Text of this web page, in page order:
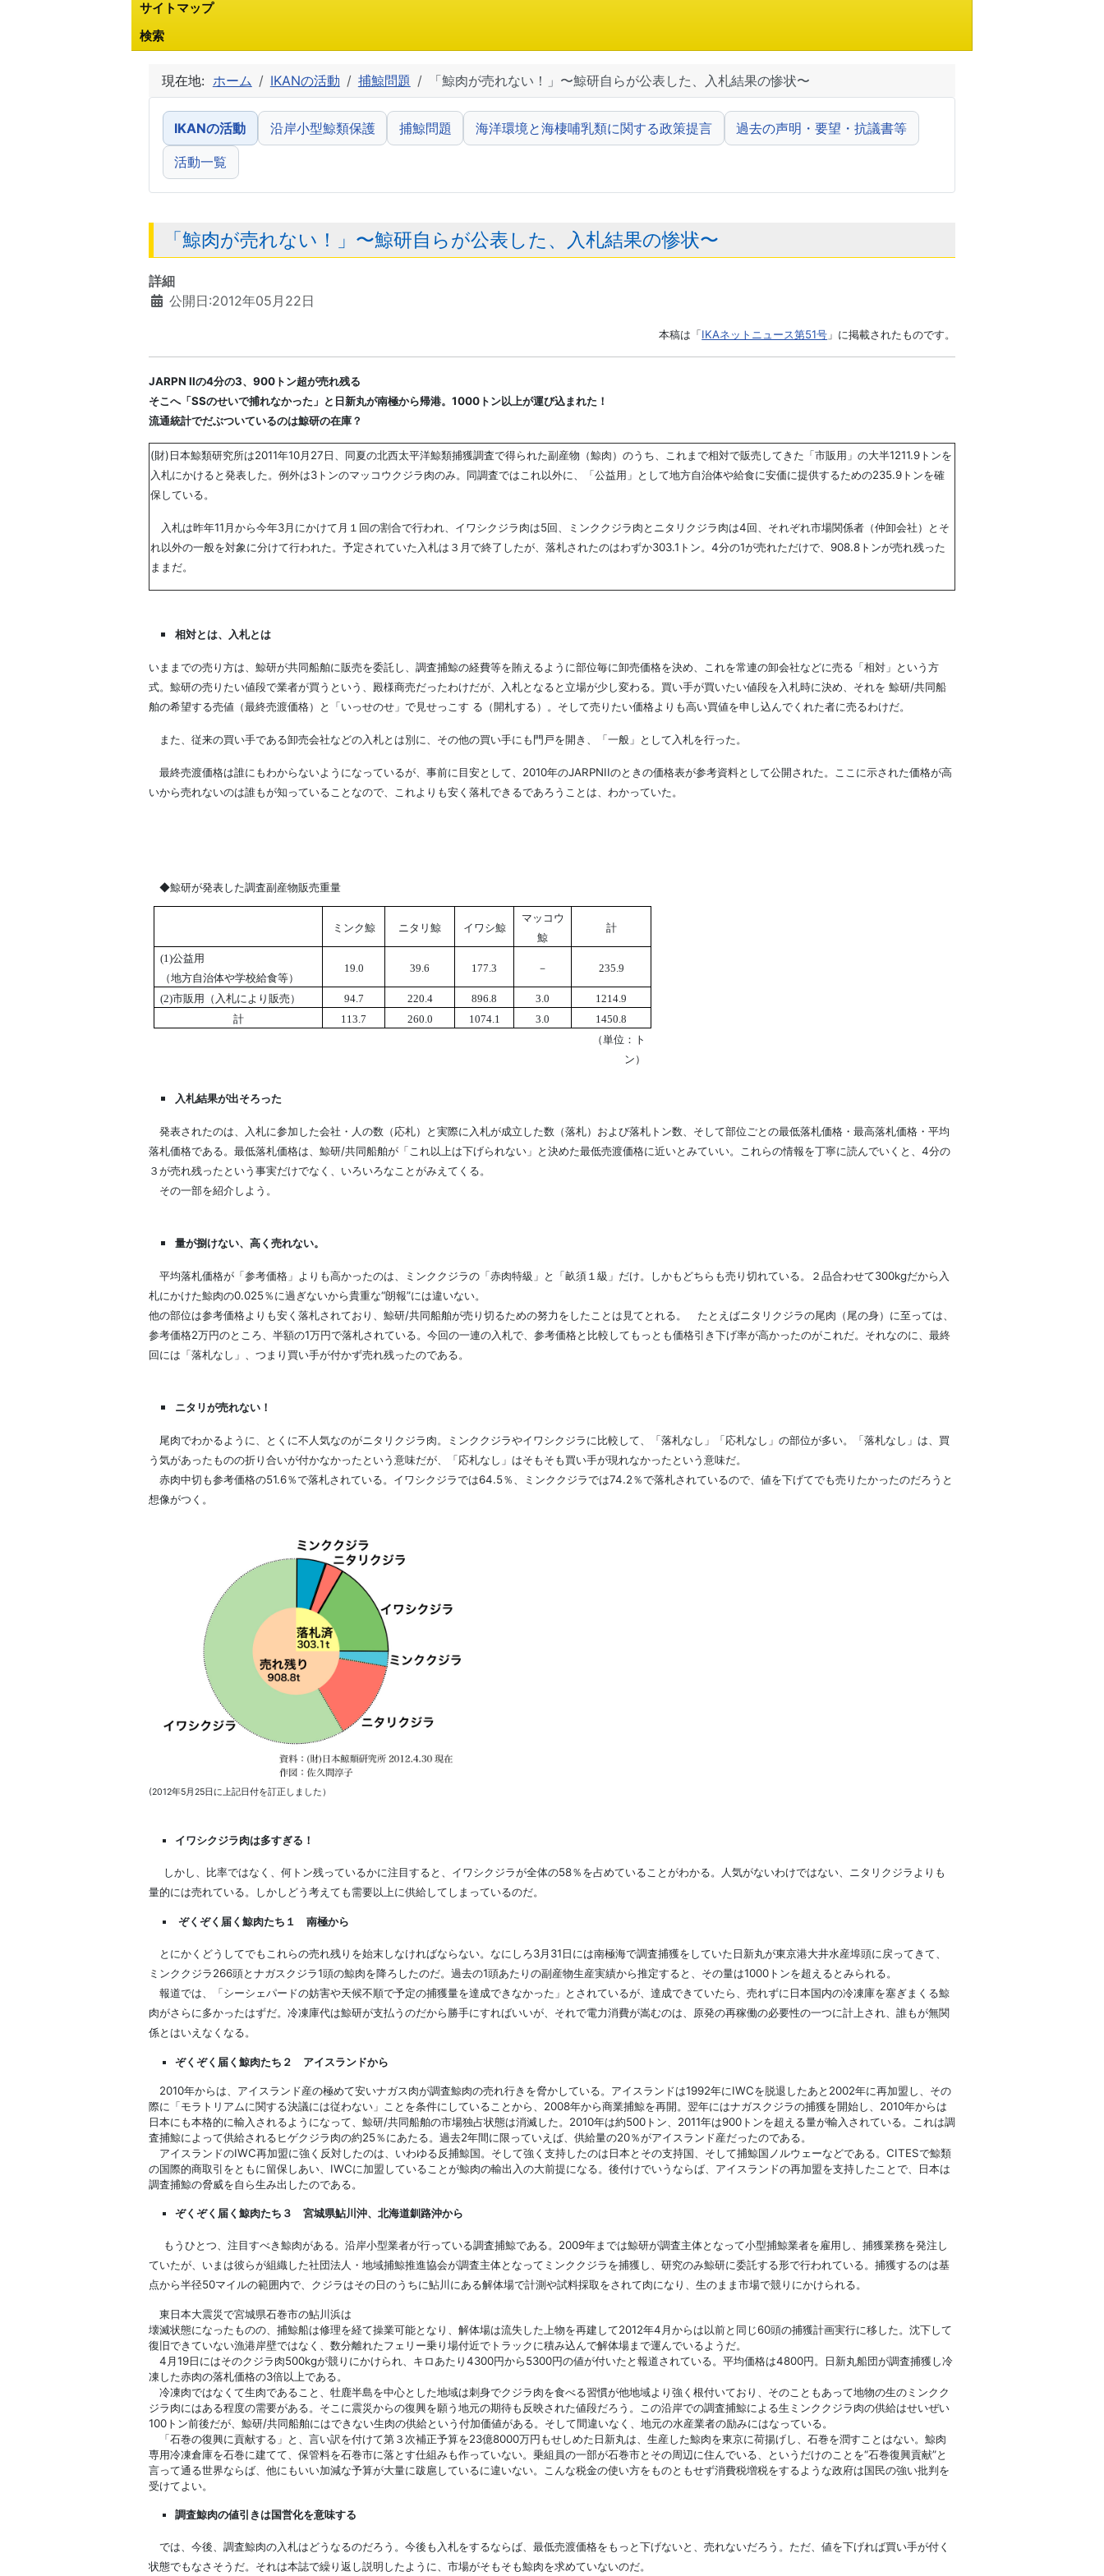
サイトマップ
検索
現在地: ホーム IKANの活動 捕鯨問題 「鯨肉が売れない！」〜鯨研自らが公表した、入札結果の惨状〜
IKANの活動 沿岸小型鯨類保護 捕鯨問題 海洋環境と海棲哺乳類に関する政策提言 過去の声明・要望・抗議書等
活動一覧
「鯨肉が売れない！」〜鯨研自らが公表した、入札結果の惨状〜
詳細
公開日:2012年05月22日
本稿は「IKAネットニュース第51号 」に掲載されたものです。
JARPN IIの4分の3、900トン超が売れ残る
そこへ「SSのせいで捕れなかった」と日新丸が南極から帰港。1000トン以上が運び込まれた！
流通統計でだぶついているのは鯨研の在庫？
(財)日本鯨類研究所は2011年10月27日、同夏の北西太平洋鯨類捕獲調査で得られた副産物（鯨肉）のうち、これまで相対で販売してきた「市販用」の大半1211.9トンを
入札にかけると発表した。例外は3トンのマッコウクジラ肉のみ。同調査ではこれ以外に、「公益用」として地方自治体や給食に安価に提供するための235.9トンを確
保している。
入札は昨年11月から今年3月にかけて月１回の割合で行われ、イワシクジラ肉は5回、ミンククジラ肉とニタリクジラ肉は4回、それぞれ市場関係者（仲卸会社）とそ
れ以外の一般を対象に分けて行われた。予定されていた入札は３月で終了したが、落札されたのはわずか303.1トン。4分の1が売れただけで、908.8トンが売れ残った
ままだ。
相対とは、入札とは
いままでの売り方は、鯨研が共同船舶に販売を委託し、調査捕鯨の経費等を賄えるように部位毎に卸売価格を決め、これを常連の卸会社などに売る「相対」という方
式。鯨研の売りたい値段で業者が買うという、殿様商売だったわけだが、入札となると立場が少し変わる。買い手が買いたい値段を入札時に決め、それを 鯨研/共同船
舶の希望する売値（最終売渡価格）と「いっせのせ」で見せっこす る（開札する）。そして売りたい価格よりも高い買値を申し込んでくれた者に売るわけだ。
また、従来の買い手である卸売会社などの入札とは別に、その他の買い手にも門戸を開き、「一般」として入札を行った。
最終売渡価格は誰にもわからないようになっているが、事前に目安として、2010年のJARPNIIのときの価格表が参考資料として公開された。ここに示された価格が高
いから売れないのは誰もが知っていることなので、これよりも安く落札できるであろうことは、わかっていた。
◆鯨研が発表した調査副産物販売重量
ミンク鯨 ニタリ鯨 イワシ鯨
マッコウ
鯨
計
(1)公益用
（地方自治体や学校給食等）
19.0 39.6 177.3 － 235.9
(2)市販用（入札により販売） 94.7 220.4 896.8 3.0
1214.9
計
113.7 260.0 1074.1 3.0
1450.8
（単位：ト
ン）
入札結果が出そろった
発表されたのは、入札に参加した会社・人の数（応札）と実際に入札が成立した数（落札）および落札トン数、そして部位ごとの最低落札価格・最高落札価格・平均
落札価格である。最低落札価格は、鯨研/共同船舶が「これ以上は下げられない」と決めた最低売渡価格に近いとみていい。これらの情報を丁寧に読んでいくと、4分の
３が売れ残ったという事実だけでなく、いろいろなことがみえてくる。
その一部を紹介しよう。
量が捌けない、高く売れない。
平均落札価格が「参考価格」よりも高かったのは、ミンククジラの「赤肉特級」と「畝須１級」だけ。しかもどちらも売り切れている。２品合わせて300kgだから入
札にかけた鯨肉の0.025％に過ぎないから貴重な“朗報”には違いない。
他の部位は参考価格よりも安く落札されており、鯨研/共同船舶が売り切るための努力をしたことは見てとれる。 たとえばニタリクジラの尾肉（尾の身）に至っては、
参考価格2万円のところ、半額の1万円で落札されている。今回の一連の入札で、参考価格と比較してもっとも価格引き下げ率が高かったのがこれだ。それなのに、最終
回には「落札なし」、つまり買い手が付かず売れ残ったのである。
ニタリが売れない！
尾肉でわかるように、とくに不人気なのがニタリクジラ肉。ミンククジラやイワシクジラに比較して、「落札なし」「応札なし」の部位が多い。「落札なし」は、買
う気があったものの折り合いが付かなかったという意味だが、「応札なし」はそもそも買い手が現れなかったという意味だ。
赤肉中切も参考価格の51.6％で落札されている。イワシクジラでは64.5％、ミンククジラでは74.2％で落札されているので、値を下げてでも売りたかったのだろうと
想像がつく。
(2012年5月25日に上記日付を訂正しました）
イワシクジラ肉は多すぎる！
しかし、比率ではなく、何トン残っているかに注目すると、イワシクジラが全体の58％を占めていることがわかる。人気がないわけではない、ニタリクジラよりも
量的には売れている。しかしどう考えても需要以上に供給してしまっているのだ。
ぞくぞく届く鯨肉たち１ 南極から
とにかくどうしてでもこれらの売れ残りを始末しなければならない。なにしろ3月31日には南極海で調査捕獲をしていた日新丸が東京港大井水産埠頭に戻ってきて、
ミンククジラ266頭とナガスクジラ1頭の鯨肉を降ろしたのだ。過去の1頭あたりの副産物生産実績から推定すると、その量は1000トンを超えるとみられる。
報道では、「シーシェパードの妨害や天候不順で予定の捕獲量を達成できなかった」とされているが、達成できていたら、売れずに日本国内の冷凍庫を塞ぎまくる鯨
肉がさらに多かったはずだ。冷凍庫代は鯨研が支払うのだから勝手にすればいいが、それで電力消費が嵩むのは、原発の再稼働の必要性の一つに計上され、誰もが無関
係とはいえなくなる。
ぞくぞく届く鯨肉たち２ アイスランドから
2010年からは、アイスランド産の極めて安いナガス肉が調査鯨肉の売れ行きを脅かしている。アイスランドは1992年にIWCを脱退したあと2002年に再加盟し、その
際に「モラトリアムに関する決議には従わない」ことを条件にしていることから、2008年から商業捕鯨を再開。翌年にはナガスクジラの捕獲を開始し、2010年からは
日本にも本格的に輸入されるようになって、鯨研/共同船舶の市場独占状態は消滅した。2010年は約500トン、2011年は900トンを超える量が輸入されている。これは調
査捕鯨によって供給されるヒゲクジラ肉の約25％にあたる。過去2年間に限っていえば、供給量の20％がアイスランド産だったのである。
アイスランドのIWC再加盟に強く反対したのは、いわゆる反捕鯨国。そして強く支持したのは日本とその支持国、そして捕鯨国ノルウェーなどである。CITESで鯨類
の国際的商取引をともに留保しあい、IWCに加盟していることが鯨肉の輸出入の大前提になる。後付けでいうならば、アイスランドの再加盟を支持したことで、日本は
調査捕鯨の脅威を自ら生み出したのである。
ぞくぞく届く鯨肉たち３ 宮城県鮎川沖、北海道釧路沖から
もうひとつ、注目すべき鯨肉がある。沿岸小型業者が行っている調査捕鯨である。2009年までは鯨研が調査主体となって小型捕鯨業者を雇用し、捕獲業務を発注し
ていたが、いまは彼らが組織した社団法人・地域捕鯨推進協会が調査主体となってミンククジラを捕獲し、研究のみ鯨研に委託する形で行われている。捕獲するのは基
点から半径50マイルの範囲内で、クジラはその日のうちに鮎川にある解体場で計測や試料採取をされて肉になり、生のまま市場で競りにかけられる。
東日本大震災で宮城県石巻市の鮎川浜は
壊滅状態になったものの、捕鯨船は修理を経て操業可能となり、解体場は流失した上物を再建して2012年4月からは以前と同じ60頭の捕獲計画実行に移した。沈下して
復旧できていない漁港岸壁ではなく、数分離れたフェリー乗り場付近でトラックに積み込んで解体場まで運んでいるようだ。
4月19日にはそのクジラ肉500kgが競りにかけられ、キロあたり4300円から5300円の値が付いたと報道されている。平均価格は4800円。日新丸船団が調査捕獲し冷
凍した赤肉の落札価格の3倍以上である。
冷凍肉ではなくて生肉であること、牡鹿半島を中心とした地域は刺身でクジラ肉を食べる習慣が他地域より強く根付いており、そのこともあって地物の生のミンクク
ジラ肉にはある程度の需要がある。そこに震災からの復興を願う地元の期待も反映された値段だろう。この沿岸での調査捕鯨による生ミンククジラ肉の供給はせいぜい
100トン前後だが、鯨研/共同船舶にはできない生肉の供給という付加価値がある。そして間違いなく、地元の水産業者の励みにはなっている。
「石巻の復興に貢献する」と、言い訳を付けて第３次補正予算を23億8000万円もせしめた日新丸は、生産した鯨肉を東京に荷揚げし、石巻を潤すことはない。鯨肉
専用冷凍倉庫を石巻に建てて、保管料を石巻市に落とす仕組みも作っていない。乗組員の一部が石巻市とその周辺に住んでいる、というだけのことを“石巻復興貢献”と
言って通る世界ならば、他にもいい加減な予算が大量に跋扈しているに違いない。こんな税金の使い方をものともせず消費税増税をするような政府は国民の強い批判を
受けてよい。
調査鯨肉の値引きは国営化を意味する
では、今後、調査鯨肉の入札はどうなるのだろう。今後も入札をするならば、最低売渡価格をもっと下げないと、売れないだろう。ただ、値を下げれば買い手が付く
状態でもなさそうだ。それは本誌で繰り返し説明したように、市場がそもそも鯨肉を求めていないのだ。